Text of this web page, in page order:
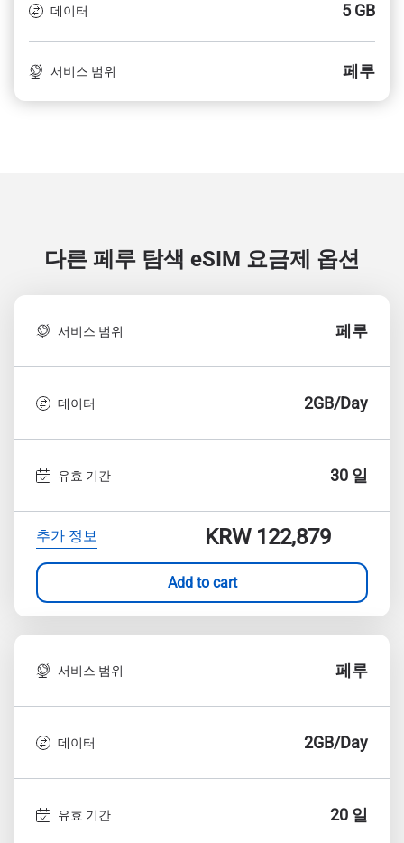
데이터 5 GB
서비스 범위 페루
다른 페루 탐색 eSIM 요금제 옵션
서비스 범위 페루
데이터 2GB/Day
유효 기간 30 일
추가 정보 KRW 122,879
Add to cart
서비스 범위 페루
데이터 2GB/Day
유효 기간 20 일